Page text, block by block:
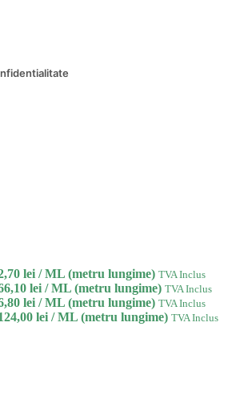
lei / ML (metru lungime) TVA Inclus
lei / ML (metru lungime) TVA Inclus
lei / ML (metru lungime) TVA Inclus
lei / ML (metru lungime) TVA Inclus